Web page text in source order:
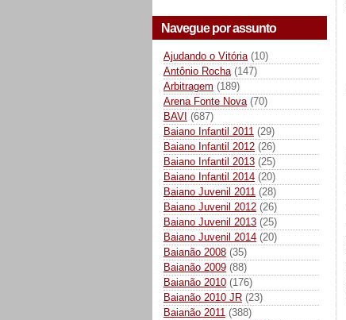
Navegue por assunto
Ajudando o Vitória (10)
Antônio Rocha (147)
Arbitragem (189)
Arena Fonte Nova (70)
BAVI (687)
Baiano Infantil 2011 (29)
Baiano Infantil 2012 (26)
Baiano Infantil 2013 (25)
Baiano Infantil 2014 (20)
Baiano Juvenil 2011 (28)
Baiano Juvenil 2012 (26)
Baiano Juvenil 2013 (25)
Baiano Juvenil 2014 (20)
Baianão 2008 (35)
Baianão 2009 (88)
Baianão 2010 (176)
Baianão 2010 JR (23)
Baianão 2011 (388)